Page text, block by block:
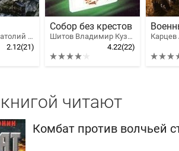
Азольский Анатолий Алексеевич
2.12(21)
Собор без крестов
Шитов Владимир Кузьмич
4.22(22)
читают
Комбат против волчьей